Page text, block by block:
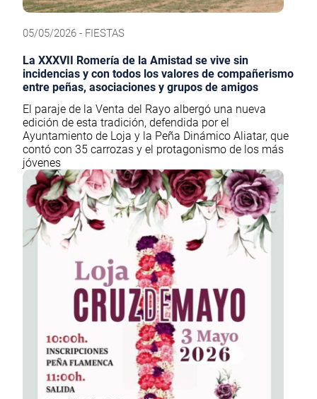
05/05/2026 - FIESTAS
La XXXVII Romería de la Amistad se vive sin
incidencias y con todos los valores de compañerismo
entre peñas, asociaciones y grupos de amigos
El paraje de la Venta del Rayo albergó una nueva
edición de esta tradición, defendida por el
Ayuntamiento de Loja y la Peña Dinámico Aliatar, que
contó con 35 carrozas y el protagonismo de los más
jóvenes